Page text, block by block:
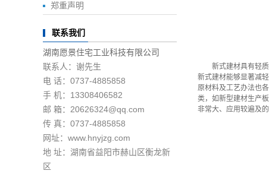
郑重声明
联系我们
湖南愿景住宅工业科技有限公司
联系人：谢先生
电 话：0737-4885858
手 机：13308406582
邮 箱：20626324@qq.com
传 真：0737-4885858
网址：www.hnyjzg.com
地 址：湖南省益阳市赫山区衡龙新
区
新式建材具有轻质
新式建材能够显著减
原材料及工艺办法也
类，如新型建材生产
非常大、应用较遍及